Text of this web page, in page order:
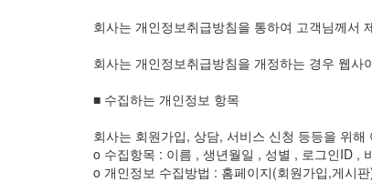
회사는 개인정보취급방침을 통하여 고객님께서
회사는 개인정보취급방침을 개정하는 경우 웹
■ 수집하는 개인정보 항목
회사는 회원가입, 상담, 서비스 신청 등등을 위
ο 수집항목 : 이름 , 생년월일 , 성별 , 로그인ID ,
ο 개인정보 수집방법 : 홈페이지(회원가입,게시